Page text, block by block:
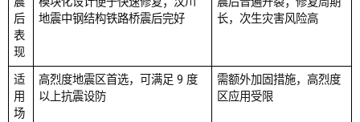
后
表
现
地震中钢结构铁路桥震后完好
长，次生灾害风险高
适
用
场
高烈度地震区首选，可满足 9 度
以上抗震设防
需额外加固措施，高烈度
区应用受限